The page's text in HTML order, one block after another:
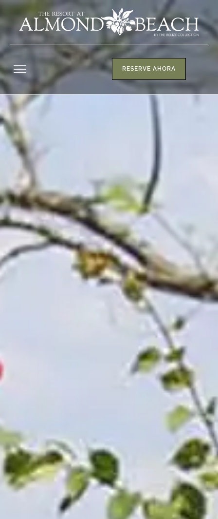
RESERVE AHORA